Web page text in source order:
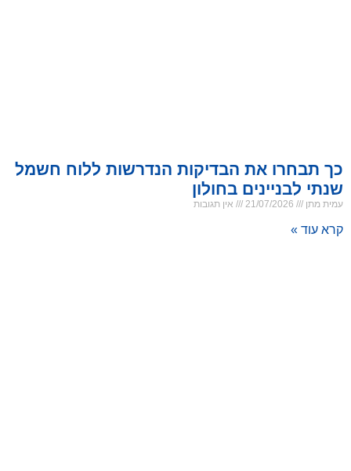
כך תבחרו את הבדיקות הנדרשות ללוח חשמל
שנתי לבניינים בחולון
עמית מתן אין תגובות
קרא עוד »